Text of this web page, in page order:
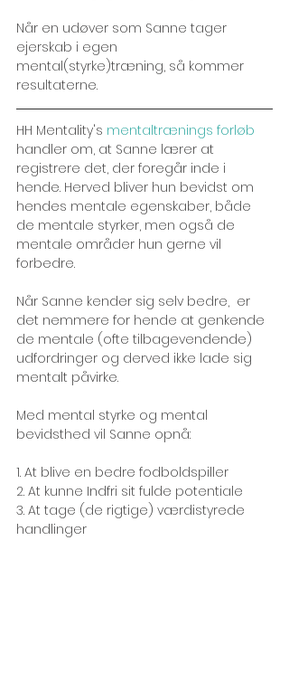
Når en udøver som Sanne tager
ejerskab i egen
mental(styrke)træning, så kommer
resultaterne.
HH Mentality's mentaltrænings forløb
handler om, at Sanne lærer at
registrere det, der foregår inde i
hende. Herved bliver hun bevidst om
hendes mentale egenskaber, både
de mentale styrker, men også de
mentale områder hun gerne vil
forbedre.
Når Sanne kender sig selv bedre,  er
det nemmere for hende at genkende
de mentale (ofte tilbagevendende)
udfordringer og derved ikke lade sig
mentalt påvirke.
Med mental styrke og mental
bevidsthed vil Sanne opnå:
1. At blive en bedre fodboldspiller
2. At kunne Indfri sit fulde potentiale
3. At tage (de rigtige) værdistyrede
handlinger